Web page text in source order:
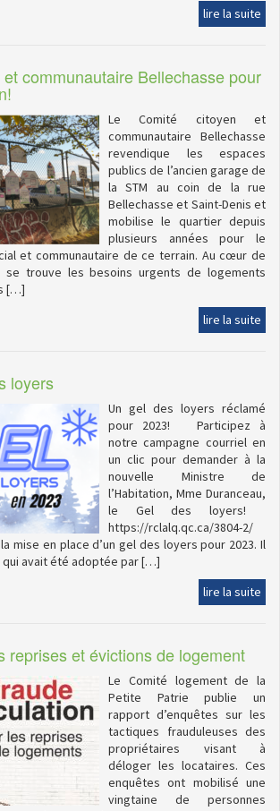
lire la suite
communautaire Bellechasse pour
Le Comité citoyen et
communautaire Bellechasse
revendique les espaces
publics de l’ancien garage de
la STM au coin de la rue
Bellechasse et Saint-Denis et
mobilise le quartier depuis
plusieurs années pour le
et communautaire de ce terrain. Au cœur de
se trouve les besoins urgents de logements
[…]
lire la suite
loyers
Un gel des loyers réclamé
pour 2023! Participez à
notre campagne courriel en
un clic pour demander à la
nouvelle Ministre de
l’Habitation, Mme Duranceau,
le Gel des loyers!
https://rclalq.qc.ca/3804-2/
la mise en place d’un gel des loyers pour 2023. Il
qui avait été adoptée par […]
lire la suite
reprises et évictions de logement
Le Comité logement de la
Petite Patrie publie un
rapport d’enquêtes sur les
tactiques frauduleuses des
propriétaires visant à
déloger les locataires. Ces
enquêtes ont mobilisé une
vingtaine de personnes